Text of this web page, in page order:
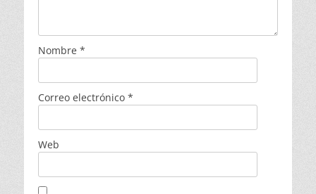
Nombre *
Correo electrónico *
Web